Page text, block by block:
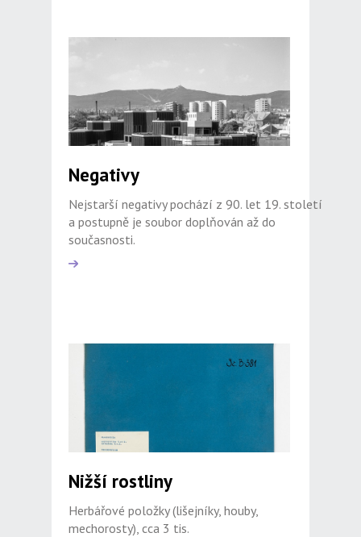
Negativy
Nejstarší negativy pochází z 90. let 19. století
a postupně je soubor doplňován až do
současnosti.
Nižší rostliny
Herbářové položky (lišejníky, houby,
mechorosty), cca 3 tis.